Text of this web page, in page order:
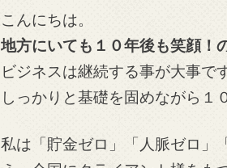
こんにちは。
地方にいても１０年後も笑顔！
ビジネスは継続する事が大事です
しっかりと基礎を固めながら１
私は「貯金ゼロ」「人脈ゼロ」